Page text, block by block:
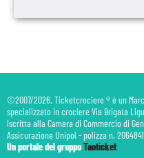
©2007/2026. Ticketcrociere ® è un
specializzato in crociere Via Brigata
Iscritta alla Camera di Commercio di
Assicurazione Unipol - polizza n.
Un portale del gruppoTaoticket